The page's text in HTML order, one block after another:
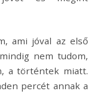
ami jóval az első
nem tudom,
a történtek miatt.
percét annak a